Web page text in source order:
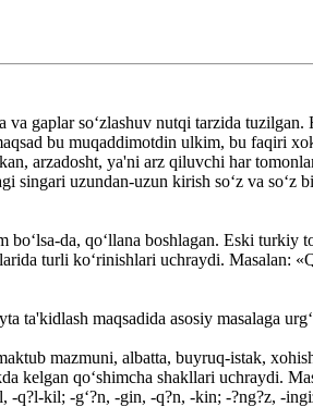
gaplar so‘zlashuv nutqi tarzida tuzilgan.
bu muqaddimotdin ulkim, bu faqiri
arzadosht, ya'ni arz qiluvchi har
uzundan-uzun kirish so‘z va so‘z
da, qo‘llana boshlagan. Eski turkiy
turli ko‘rinishlari uchraydi. Masalan:
ta'kidlash maqsadida asosiy masalaga
mazmuni, albatta, buyruq-istak,
kelgan qo‘shimcha shakllari uchraydi.
q?l-kil; -g‘?n, -gin, -q?n, -kin; -?ng?z, -